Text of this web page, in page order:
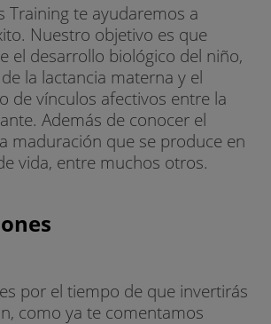
Training te ayudaremos a
Nuestro objetivo es que
el desarrollo biológico del niño,
la lactancia materna y el
de vínculos afectivos entre la
Además de conocer el
maduración que se produce en
vida, entre muchos otros.
por el tiempo de que invertirás
como ya te comentamos